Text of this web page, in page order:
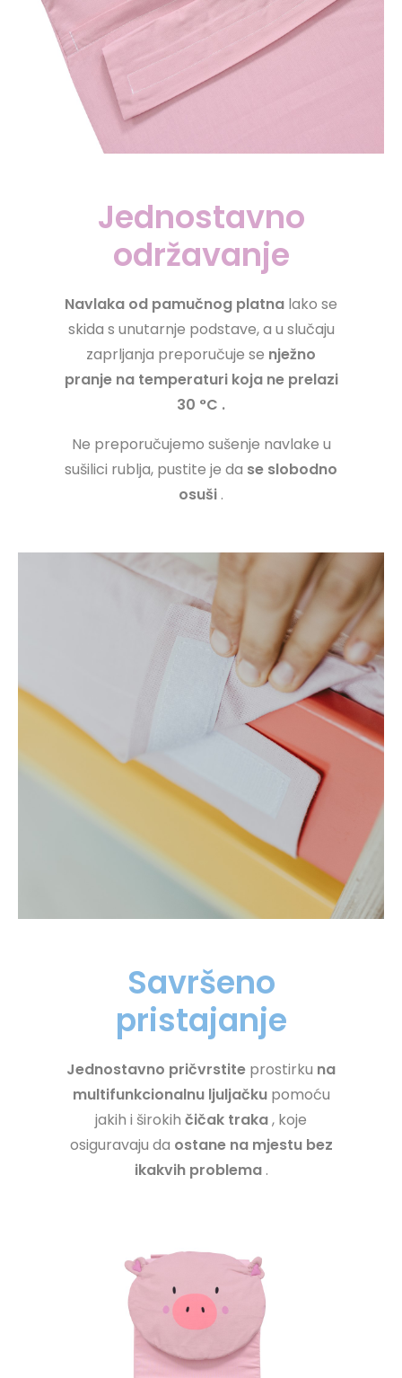
Jednostavno
održavanje
Navlaka od pamučnog platna lako se
skida s unutarnje podstave, a u slučaju
zaprljanja preporučuje se nježno
pranje na temperaturi koja ne prelazi
30 °C .
Ne preporučujemo sušenje navlake u
sušilici rublja, pustite je da se slobodno
osuši .
Savršeno
pristajanje
Jednostavno pričvrstite prostirku na
multifunkcionalnu ljuljačkupomoću
jakih i širokih čičak traka, koje
osiguravaju da ostane na mjestu bez
ikakvih problema.